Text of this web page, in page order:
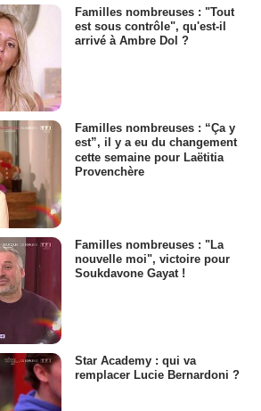
Familles nombreuses : "Tout
est sous contrôle", qu'est-il
arrivé à Ambre Dol ?
Familles nombreuses : “Ça y
est”, il y a eu du changement
cette semaine pour Laëtitia
Provenchère
Familles nombreuses : "La
nouvelle moi", victoire pour
Soukdavone Gayat !
Star Academy : qui va
remplacer Lucie Bernardoni ?